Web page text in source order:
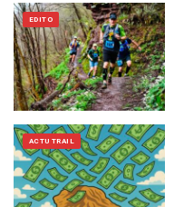
EDITO
ACTU TRAIL